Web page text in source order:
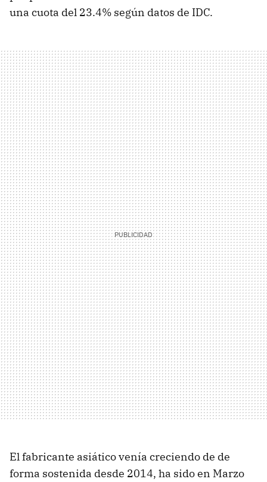
una cuota del 23.4% según datos de IDC.
El fabricante asiático venía creciendo de de
forma sostenida desde 2014, ha sido en Marzo